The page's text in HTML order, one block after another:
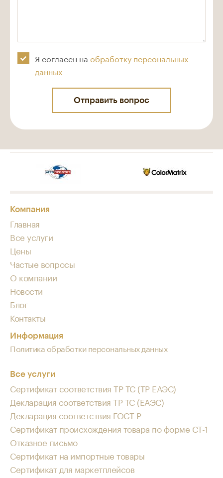
Я согласен на обработку персональных
данных
Компания
Главная
Все услуги
Цены
Частые вопросы
О компании
Новости
Блог
Контакты
Информация
Политика обработки персональных данных
Все услуги
Сертификат соответствия ТР ТС (ТР ЕАЭС)
Декларация соответствия ТР ТС (ЕАЭС)
Декларация соответствия ГОСТ Р
Сертификат происхождения товара по форме СТ-1
Отказное письмо
Сертификат на импортные товары
Сертификат для маркетплейсов